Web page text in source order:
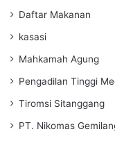
Daftar Makanan
kasasi
Mahkamah Agung
Pengadilan Tinggi
Tiromsi Sitanggang
PT. Nikomas